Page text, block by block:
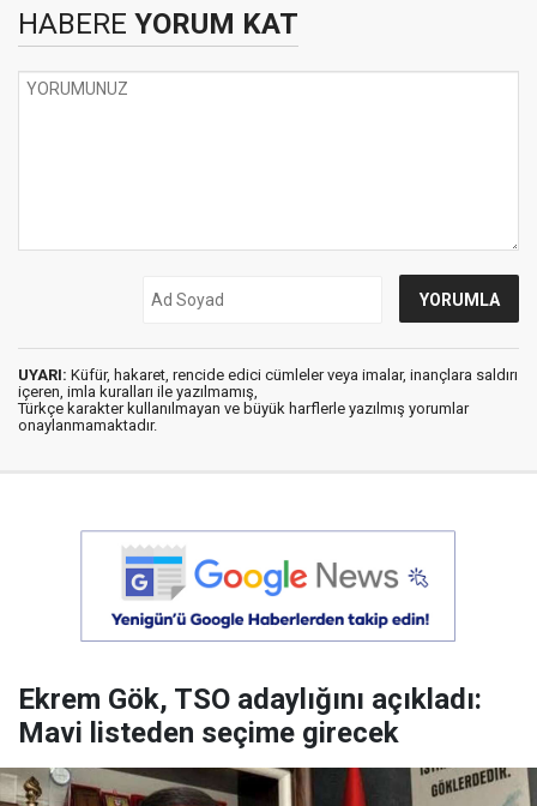
HABERE YORUM KAT
UYARI: Küfür, hakaret, rencide edici cümleler veya imalar, inançlara saldırı
içeren, imla kuralları ile yazılmamış,
Türkçe karakter kullanılmayan ve büyük harflerle yazılmış yorumlar
onaylanmamaktadır.
Ekrem Gök, TSO adaylığını açıkladı:
Mavi listeden seçime girecek